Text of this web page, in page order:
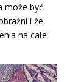
może być
i że
na całe